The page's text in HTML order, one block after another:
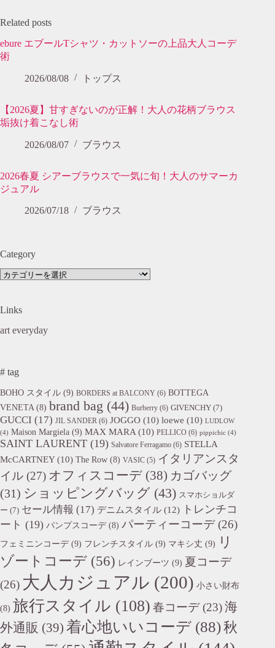
Related posts
ebure エブールTシャツ・カットソーの上品大人コーデ
術
2026/08/08 トップス
【2026夏】甘すぎないのが正解！大人の花柄ブラウス
垢抜け着こなし術
2026/08/07 ブラウス
2026春夏 シアーブラウスで一気に旬！大人のサマーカ
ジュアル
2026/07/18 ブラウス
Category
Category
Links
art everyday
# tag
BOHO スタイル (9) BORDERS at BALCONY (6) BOTTEGA
VENETA(8) brand bag (44) Burberry (6) GIVENCHY (7)
GUCCI (17) JIL SANDER (6) JOGGO (10) loewe (10) LUDLOW
(4) Maison Margiela (9) MAX MARA (10) PELLICO (6) pippichic (4)
SAINT LAURENT (19) Salvatore Ferragamo (6) STELLA
McCARTNEY(10) The Row (8) VASIC (5) イタリアンスタ
イル (27) オフィスコーデ (38) カゴバッグ
(31) ショッピングバッグ (43) スマホショルダ
ー (7) セール情報 (17) デニムスタイル (12)
トレンチコ
ート (19) パンプスコーデ(8) パーティーコーデ(26)
フェミニンコーデ(9) フレンチスタイル (9) マキシ丈 (9)
リ
ゾートコーデ (56) レインブーツ (9) 夏コーデ
(26) 大人カジュアル (200) 小さい財布
(8) 旅行スタイル (108) 春コーデ(23)海
外通販 (39) 着心地いいコーデ (88)秋